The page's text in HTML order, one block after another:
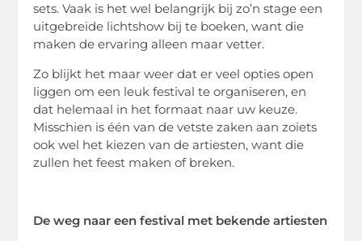
sets. Vaak is het wel belangrijk bij zo’n stage een
uitgebreide lichtshow bij te boeken, want die
maken de ervaring alleen maar vetter.
Zo blijkt het maar weer dat er veel opties open
liggen om een leuk festival te organiseren, en
dat helemaal in het formaat naar uw keuze.
Misschien is één van de vetste zaken aan zoiets
ook wel het kiezen van de artiesten, want die
zullen het feest maken of breken.
De weg naar een festival met bekende artiesten